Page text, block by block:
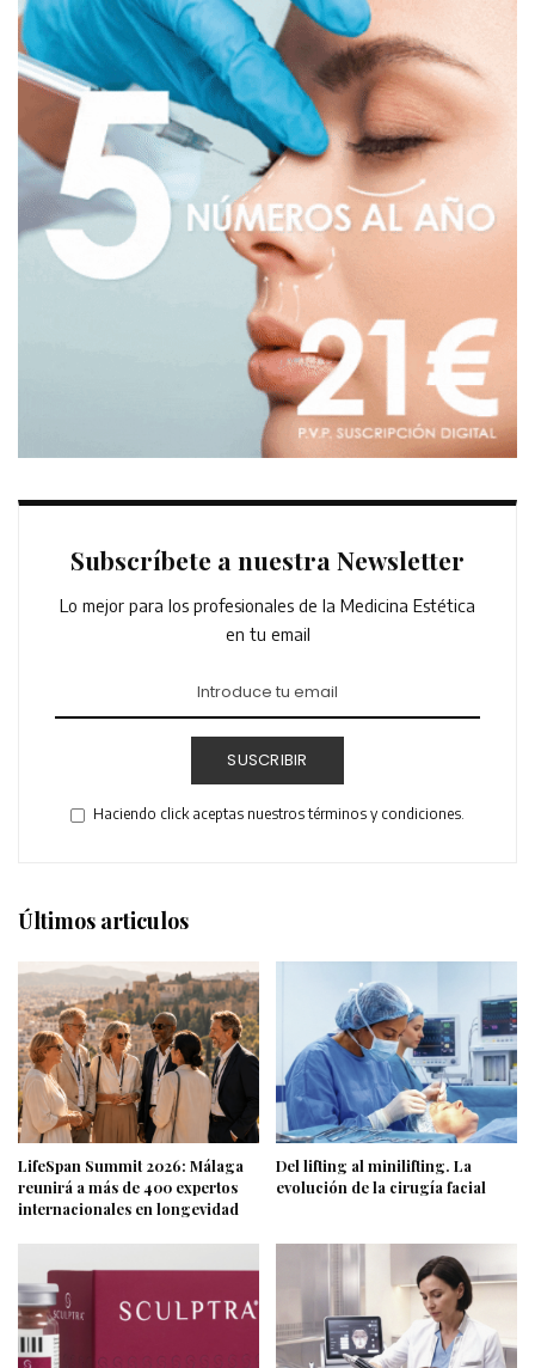
Subscríbete a nuestra Newsletter
Lo mejor para los profesionales de la Medicina Estética
en tu email
SUSCRIBIR
Haciendo click aceptas nuestros términos y condiciones.
Últimos articulos
LifeSpan Summit 2026: Málaga
reunirá a más de 400 expertos
internacionales en longevidad
Del lifting al minilifting. La
evolución de la cirugía facial